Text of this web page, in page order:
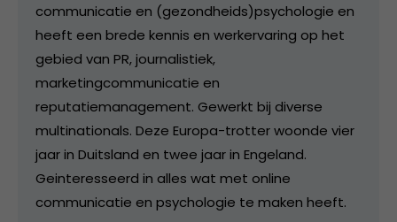
communicatie en (gezondheids)psychologie en
heeft een brede kennis en werkervaring op het
gebied van PR, journalistiek,
marketingcommunicatie en
reputatiemanagement. Gewerkt bij diverse
multinationals. Deze Europa-trotter woonde vier
jaar in Duitsland en twee jaar in Engeland.
Geinteresseerd in alles wat met online
communicatie en psychologie te maken heeft.